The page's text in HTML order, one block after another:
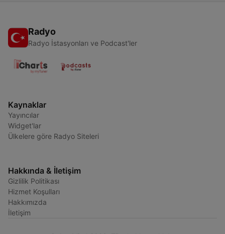
Radyo
Radyo İstasyonları ve Podcast'ler
Kaynaklar
Yayıncılar
Widget'lar
Ülkelere göre Radyo Siteleri
Hakkında & İletişim
Gizlilik Politikası
Hizmet Koşulları
Hakkımızda
İletişim